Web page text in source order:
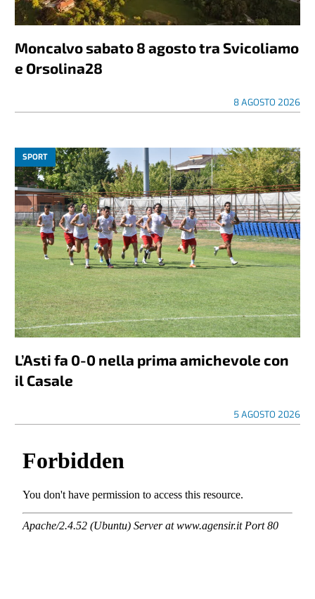
Moncalvo sabato 8 agosto tra Svicoliamo
e Orsolina28
8 AGOSTO 2026
SPORT
L’Asti fa 0-0 nella prima amichevole con
il Casale
5 AGOSTO 2026